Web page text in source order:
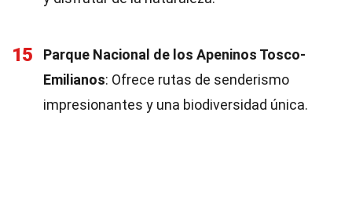
15
Parque Nacional de los Apeninos Tosco-
Emilianos: Ofrece rutas de senderismo
impresionantes y una biodiversidad única.